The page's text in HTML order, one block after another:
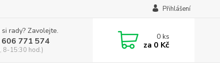
Přihlášení
rady? Zavolejte.
771 574
8-15:30 hod.)
0ks
za 0 Kč